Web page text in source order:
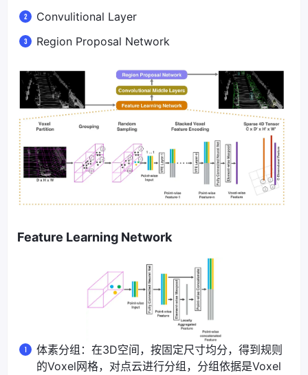
Convulitional Layer
Region Proposal Network
Feature Learning Network
体素分组：在3D空间，按固定尺寸均分，得到规则
的Voxel网格，对点云进行分组，分组依据是Voxel